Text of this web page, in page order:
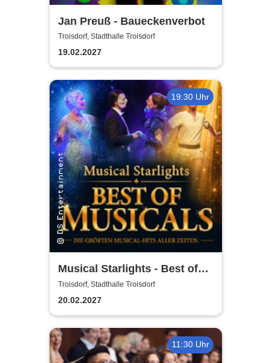
Jan Preuß - Baueckenverbot
Troisdorf, Stadthalle Troisdorf
19.02.2027
19:30 Uhr
Musical Starlights - Best of
Musicals
Troisdorf, Stadthalle Troisdorf
20.02.2027
11:30 Uhr